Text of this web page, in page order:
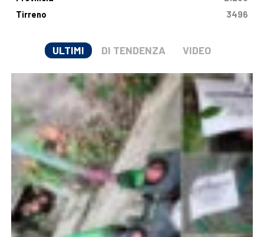
Tirreno
3496
ULTIMI DI TENDENZA VIDEO